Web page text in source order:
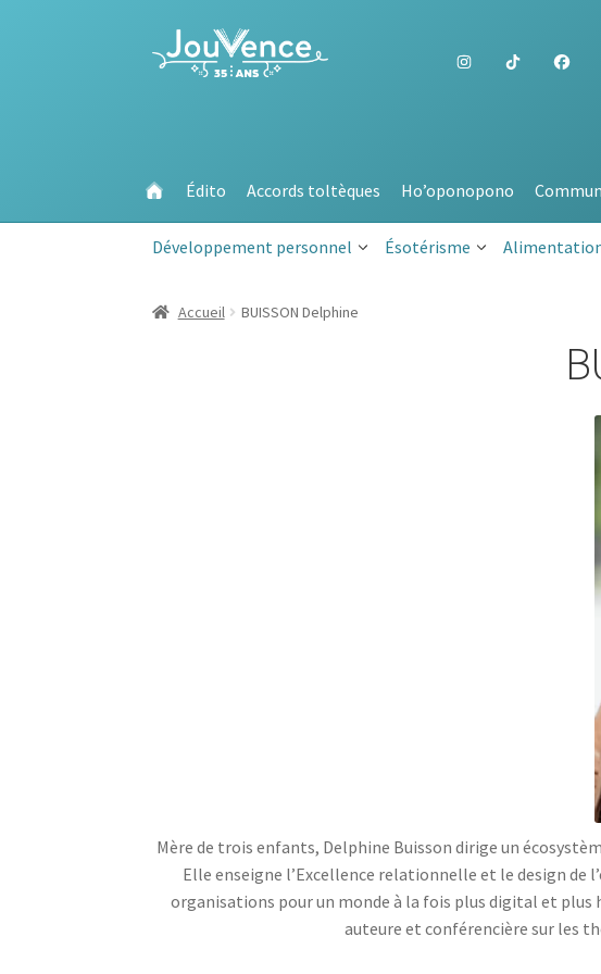
Aller
à
Aller
au
Édito Accords toltèques Ho’oponopono
Développement personnel Ésotérisme
Accueil BUISSON Delphine
Mère de trois enfants, Delphine Buisson dirige un
Elle enseigne l’Excellence relationnelle et le design de
organisations pour un monde à la fois plus digital et plus
auteure et conférencière sur les